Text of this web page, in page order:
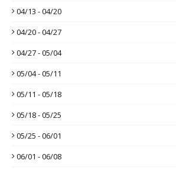
04/13 - 04/20
04/20 - 04/27
04/27 - 05/04
05/04 - 05/11
05/11 - 05/18
05/18 - 05/25
05/25 - 06/01
06/01 - 06/08